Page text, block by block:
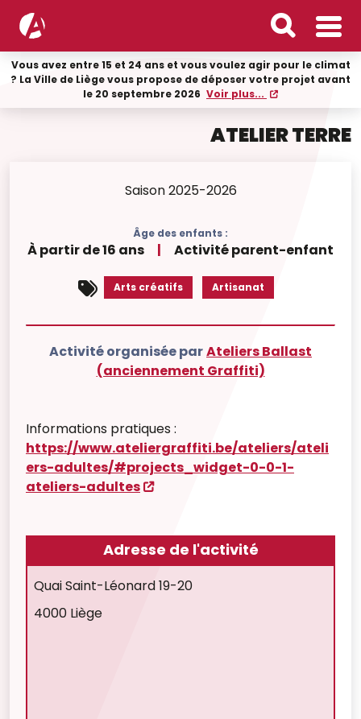
Vous avez entre 15 et 24 ans et vous voulez agir pour le climat
? La Ville de Liège vous propose de déposer votre projet avant
le 20 septembre 2026 Voir plus...
ATELIER TERRE
Saison 2025-2026
Âge des enfants :
À partir de 16 ans | Activité parent-enfant
Arts créatifs Artisanat
Activité organisée parAteliers Ballast
(anciennement Graffiti)
Informations pratiques :
https://www.ateliergraffiti.be/ateliers/ateli
ers-adultes/#projects_widget-0-0-1-
ateliers-adultes
Adresse de l'activité
Quai Saint-Léonard 19-20
4000 Liège